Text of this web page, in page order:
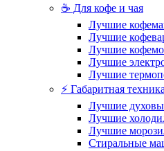
☕ Для кофе и чая
Лучшие
Лучшие
Лучшие
Лучшие
Лучшие
⚡ Габаритная техника
Лучшие
Лучшие
Лучшие
Стиральные